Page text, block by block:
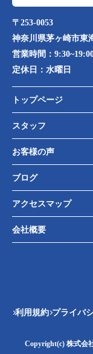
〒253-0053
神奈川県茅ヶ崎市東
営業時間：
定休日： 水曜日
トップページ
スタッフ
お客様の声
ブログ
アクセスマップ
会社概要
利用規約 プライバ
Copyright(c) 株式会